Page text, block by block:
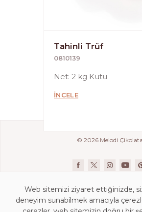
Tahinli Trüf
0810139
Net: 2 kg Kutu
İNCELE
© 2026 Melodi Çikolata
Web sitemizi ziyaret ettiğinizde,
deneyim sunabilmek amacıyla